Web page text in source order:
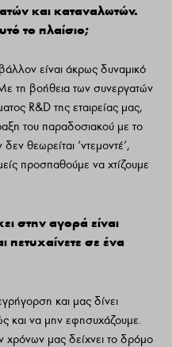
και καταναλωτών.
το πλαίσιο;
είναι άκρως δυναμικό
τη βοήθεια των συνεργατών
R&D της εταιρείας μας,
του παραδοσιακού με το
θεωρείται ‘ντεμοντέ’,
προσπαθούμε να χτίζουμε
στην αγορά είναι
πετυχαίνετε σε ένα
και μας δίνει
και να μην εφησυχάζουμε.
χρόνων μας δείχνει το δρόμο